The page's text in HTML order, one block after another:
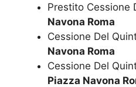
Prestito Cessione
Navona Roma
Cessione Del
Navona Roma
Cessione Del
Piazza Navona